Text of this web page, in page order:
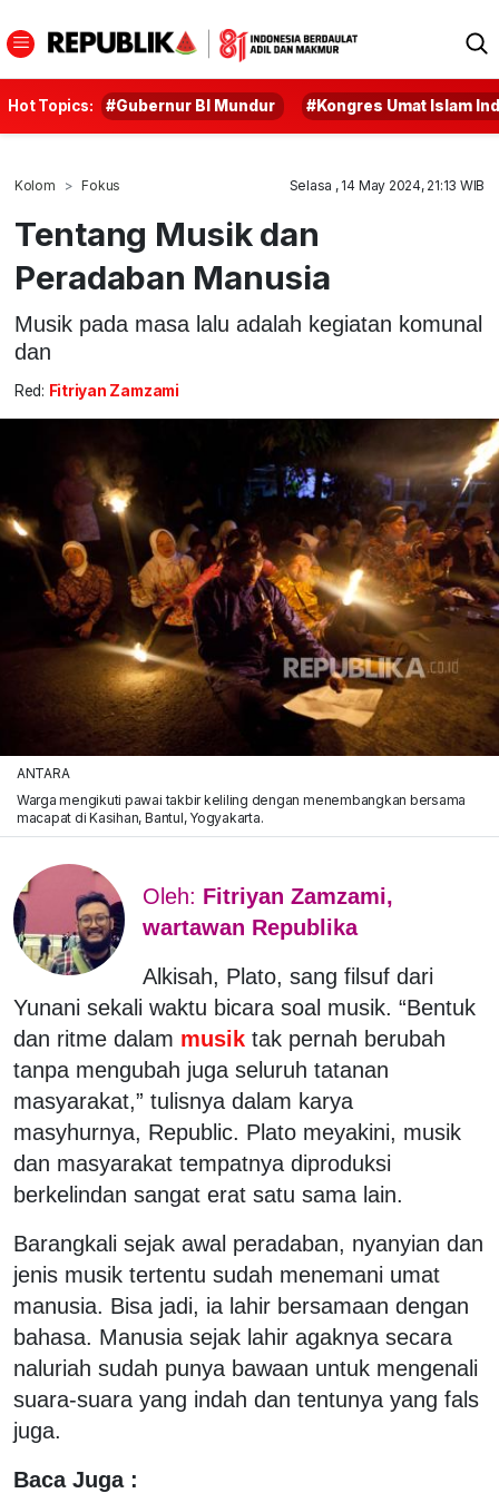
Hot Topics: #Gubernur BI Mundur #Kongres Umat Islam
Kolom Fokus Selasa , 14 May 2024, 21:13 WIB
Tentang Musik dan
Peradaban Manusia
Musik pada masa lalu adalah kegiatan komunal
dan
Red: Fitriyan Zamzami
ANTARA
Warga mengikuti pawai takbir keliling dengan menembangkan bersama
macapat di Kasihan, Bantul, Yogyakarta.
Oleh: Fitriyan Zamzami,
wartawan Republika
Alkisah, Plato, sang filsuf dari
Yunani sekali waktu bicara soal musik. “Bentuk
dan ritme dalam musik tak pernah berubah
tanpa mengubah juga seluruh tatanan
masyarakat,” tulisnya dalam karya
masyhurnya, Republic. Plato meyakini, musik
dan masyarakat tempatnya diproduksi
berkelindan sangat erat satu sama lain.
Barangkali sejak awal peradaban, nyanyian dan
jenis musik tertentu sudah menemani umat
manusia. Bisa jadi, ia lahir bersamaan dengan
bahasa. Manusia sejak lahir agaknya secara
naluriah sudah punya bawaan untuk mengenali
suara-suara yang indah dan tentunya yang fals
juga.
Baca Juga :